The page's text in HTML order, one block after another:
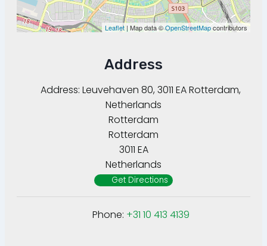
Leaflet| Map data ©OpenStreetMapcontributors
Address
Address: Leuvehaven 80, 3011 EA Rotterdam,
Netherlands
Rotterdam
Rotterdam
3011 EA
Netherlands
Get Directions
Phone: +31 10 413 4139